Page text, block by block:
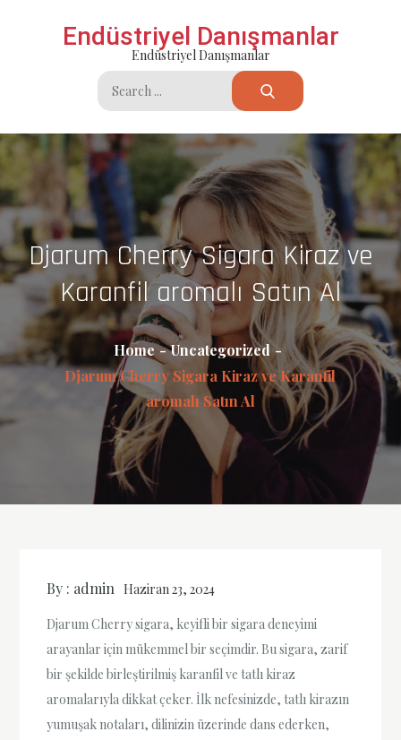
Endüstriyel Danışmanlar
Endüstriyel Danışmanlar
Search
for:
Djarum Cherry Sigara Kiraz ve
Karanfil aromalı Satın Al
Home
Uncategorized
Djarum Cherry Sigara Kiraz ve Karanfil
aromalı Satın Al
By : admin Haziran 23, 2024
Djarum Cherry sigara, keyifli bir sigara deneyimi
arayanlar için mükemmel bir seçimdir. Bu sigara, zarif
bir şekilde birleştirilmiş karanfil ve tatlı kiraz
aromalarıyla dikkat çeker. İlk nefesinizde, tatlı kirazın
yumuşak notaları, dilinizin üzerinde dans ederken,